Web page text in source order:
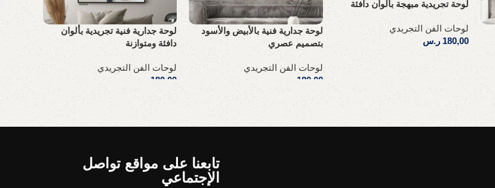
لوحة تجريدية مبهجة بألوان دافئة
لوحات الفن التجريدي
180,00 ر.س
إضافة إلى السلة
لوحة جدارية فنية بالأبيض والأسود
بتصميم عصري
لوحات الفن التجريدي
180,00 ر.س
إضافة إلى السلة
لوحة جدارية فنية تجريدية بألوان
دافئة ومتوازنة
لوحات الفن التجريدي
180,00
ر.س
إضافة إلى السلة
لوحة
لوحات
180,00
إضافة
تابعنا على مواقع تواصل
الإجتماعي